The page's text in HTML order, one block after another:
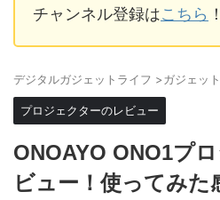
チャンネル登録はこちら ！
デジタルガジェットライフ >ガジェッ
プロジェクターのレビュー
ONOAYO ONO1プ
ビュー！使ってみた